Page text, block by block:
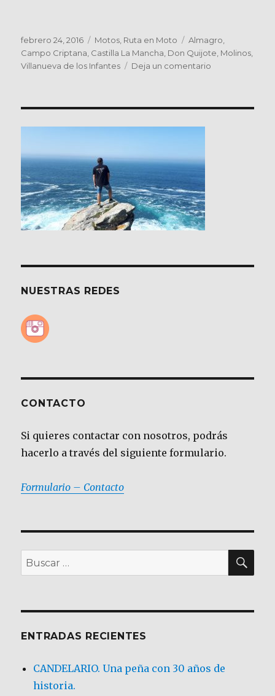
Publicado
el
febrero 24, 2016 Categorías
Motos, Ruta en Moto Etiquetas
Almagro,
Campo Criptana, Castilla La Mancha, Don Quijote, Molinos,
Villanueva de los Infantes
Deja un comentario
NUESTRAS REDES
CONTACTO
Si quieres contactar con nosotros, podrás
hacerlo a través del siguiente formulario.
Formulario – Contacto
Buscar
por:
ENTRADAS RECIENTES
CANDELARIO. Una peña con 30 años de
historia.